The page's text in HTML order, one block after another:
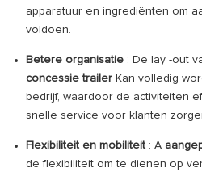
apparatuur en ingrediënten om
voldoen.
Betere organisatie : De lay -out
concessie trailer Kan volledig
bedrijf, waardoor de activiteiten
snelle service voor klanten
Flexibiliteit en mobiliteit : A
de flexibiliteit om te dienen op